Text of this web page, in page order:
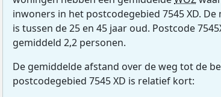
inwoners in het postcodegebied 7545 XD.
is tussen de 25 en 45 jaar oud. Postcode
gemiddeld 2,2 personen.
De gemiddelde afstand over de weg tot de
postcodegebied 7545 XD is relatief kort: